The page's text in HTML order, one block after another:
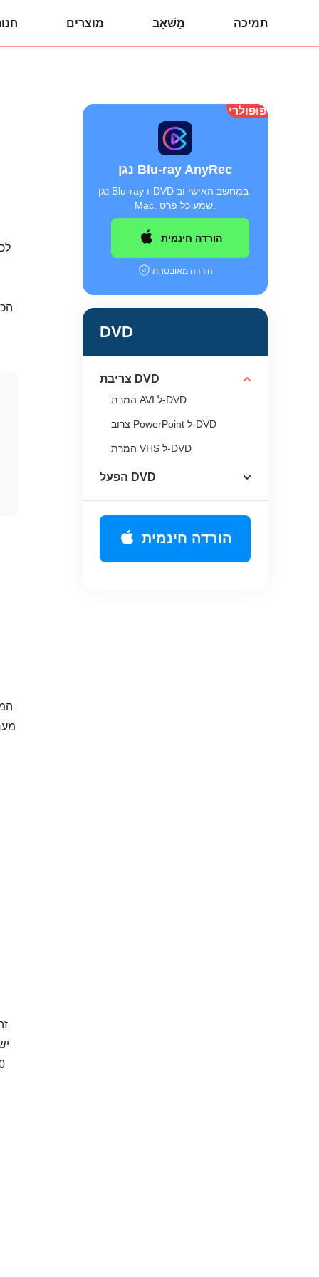
מוצרים מַשׁאָב תמיכה
פופולרי
נגן Blu-ray AnyRec
נגן Blu-ray ו-DVD במחשב האישי וב-
הורדה חינמית
הורדה מאובטחת
DVD
צריבת DVD
המרת AVI ל-DVD
צרוב PowerPoint ל-DVD
המרת VHS ל-DVD
הפעל DVD
הורדה חינמית